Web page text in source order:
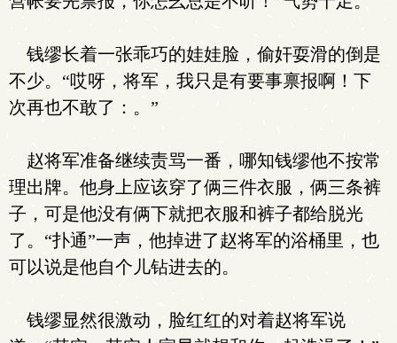
钱缪长着一张乖巧的娃娃脸，偷奸耍滑的倒是
不少。“哎呀，将军，我只是有要事禀报啊！下
次再也不敢了：。”
赵将军准备继续责骂一番，哪知钱缪他不按常
理出牌。他身上应该穿了俩三件衣服，俩三条裤
子，可是他没有俩下就把衣服和裤子都给脱光
了。“扑通”一声，他掉进了赵将军的浴桶里，也
可以说是他自个儿钻进去的。
钱缪显然很激动，脸红红的对着赵将军说